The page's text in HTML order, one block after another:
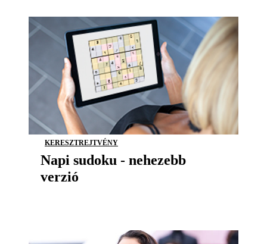
KERESZTREJTVÉNY
Napi sudoku - nehezebb
verzió